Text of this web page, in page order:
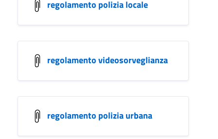
regolamento polizia locale
regolamento videosorveglianza
regolamento polizia urbana